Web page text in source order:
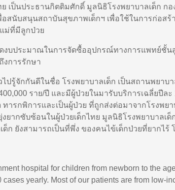
ย เป็นประธานกิตติมศักดิ์ มูลนิธิโรงพยาบาลเด็ก
สนับสนุนสถาบันสุขภาพเด็กฯ เพื่อใช้ในการก่อสร้
ม่ที่มีลูกป่วย
งบประมาณในการจัดซื้ออุปกรณ์ทางการแพทย์ชั้น
งการรักษา
จักกันดีในชื่อ โรงพยาบาลเด็ก เป็นสถานพยาบา
ราย/ปี และมีผู้ป่วยในมารับบริการเฉลี่ยปีละ
รกพิการและเป็นผู้ป่วย ที่ถูกส่งต่อมาจากโรงพยา
ยากซับซ้อนในผู้ป่วยเด็กไทย มูลนิธิโรงพยาบา
ยังสามารถเป็นที่พึ่ง ของคนไข้เด็กป่วยที่ยากไร้
hospital for children from newborn to the
yearly. Most of our patients are from low-